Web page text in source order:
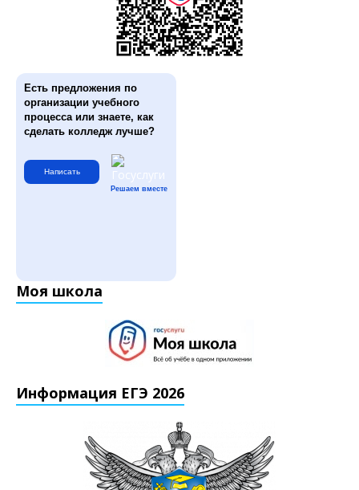
Есть предложения по
организации учебного
процесса или знаете, как
сделать колледж лучше?
Написать
Решаем вместе
Моя школа
Информация ЕГЭ 2026